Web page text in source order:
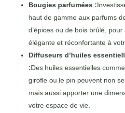
Bougies parfumées :
haut de gamme aux parfums
d’épices ou de bois brûlé,
élégante et réconfortante à
Diffuseurs d’huiles
:Des huiles essentielles
girofle ou le pin peuvent non
mais aussi apporter une
votre espace de vie.